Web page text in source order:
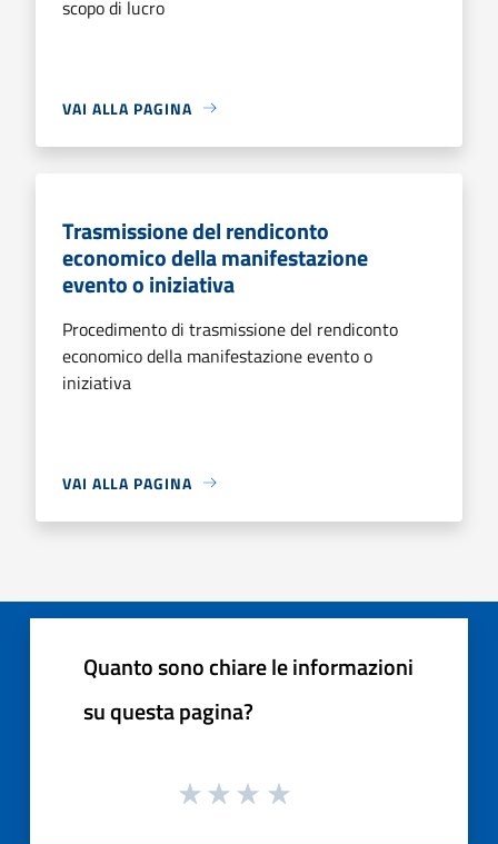
scopo di lucro
VAI ALLA PAGINA
Trasmissione del rendiconto
economico della manifestazione
evento o iniziativa
Procedimento di trasmissione del rendiconto
economico della manifestazione evento o
iniziativa
VAI ALLA PAGINA
Quanto sono chiare le informazioni
su questa pagina?